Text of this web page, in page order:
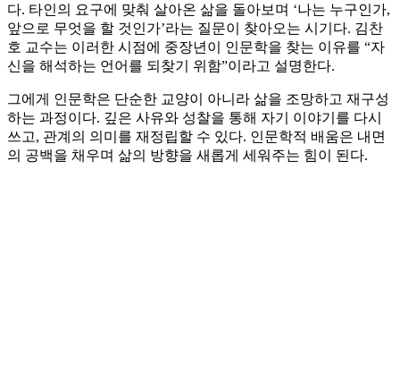
다. 타인의 요구에 맞춰 살아온 삶을 돌아보며 ‘나는 누구인가,
앞으로 무엇을 할 것인가’라는 질문이 찾아오는 시기다. 김찬
호 교수는 이러한 시점에 중장년이 인문학을 찾는 이유를 “자
신을 해석하는 언어를 되찾기 위함”이라고 설명한다.
그에게 인문학은 단순한 교양이 아니라 삶을 조망하고 재구성
하는 과정이다. 깊은 사유와 성찰을 통해 자기 이야기를 다시
쓰고, 관계의 의미를 재정립할 수 있다. 인문학적 배움은 내면
의 공백을 채우며 삶의 방향을 새롭게 세워주는 힘이 된다.